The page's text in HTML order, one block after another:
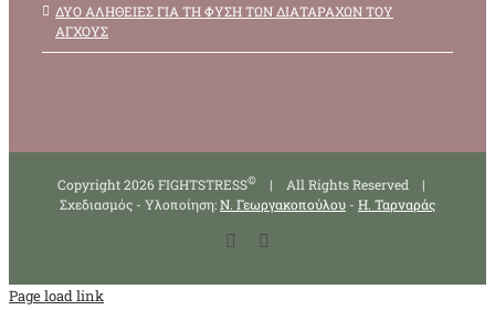
ΔΥΟ ΑΛΗΘΕΙΕΣ ΓΙΑ ΤΗ ΦΥΣΗ ΤΩΝ ΔΙΑΤΑΡΑΧΩΝ ΤΟΥ
ΑΓΧΟΥΣ
Copyright 2026 FIGHTSTRESS©| All Rights Reserved |
Σχεδιασμός - Υλοποίηση:Ν. Γεωργακοπούλου - Η. Ταρναράς
Facebook
Page load link